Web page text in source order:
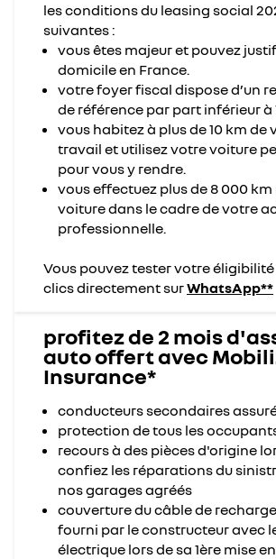
les conditions du leasing social
suivantes :
vous êtes majeur et pouvez
domicile en France.
votre foyer fiscal dispose d’un
de référence par part inférieur à
vous habitez à plus de 10 km de
travail et utilisez votre voiture
pour vous y rendre.
vous effectuez plus de 8 000 km
voiture dans le cadre de votre
professionnelle.
Vous pouvez tester votre
clics directement surWhatsApp**
profitez de 2 mois
auto offert avec
Insurance*
conducteurs secondaires
protection de tous les
recours à des pièces d'origine
confiez les réparations du
nos garages agréés
couverture du câble de
fourni par le constructeur avec
électrique lors de sa 1ère mise